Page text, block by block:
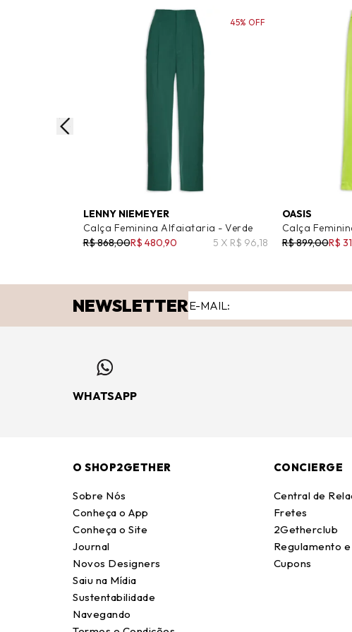
LENNY NIEMEYER
Calça Feminina Alfaiataria - Verde
R$ 868,00R$ 480,90 5 X R$ 96,18
45% OFF
OASIS
Calça
R$ 899,00R$
NEWSLETTER
WHATSAPP
O SHOP2GETHER
Sobre Nós
Conheça o App
Conheça o Site
Journal
Novos Designers
Saiu na Mídia
Sustentabilidade
Navegando
CONCIERGE
Central de
Fretes
2Getherclub
Regulamento
Cupons